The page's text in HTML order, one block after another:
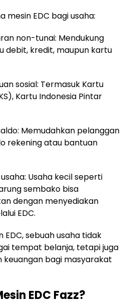
mesin EDC bagi usaha:
non-tunai: Mendukung
debit, kredit, maupun kartu
sosial: Termasuk Kartu
Kartu Indonesia Pintar
Memudahkan pelanggan
rekening atau bantuan
Usaha kecil seperti
sembako bisa
dengan menyediakan
EDC.
EDC, sebuah usaha tidak
tempat belanja, tetapi juga
keuangan bagi masyarakat
EDC Fazz?